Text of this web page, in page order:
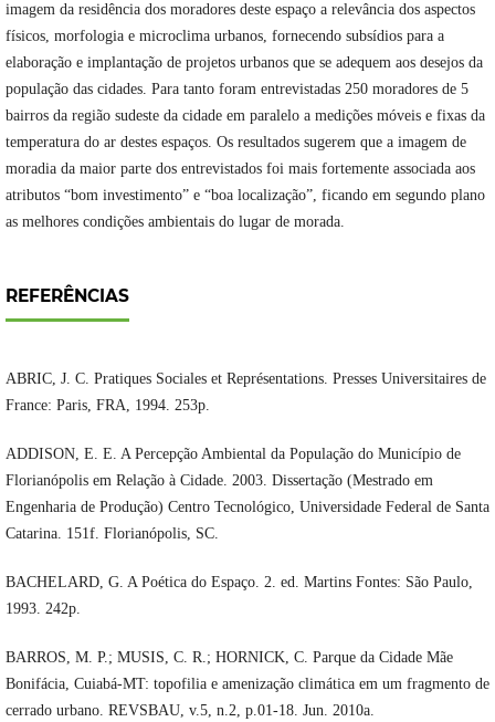
imagem da residência dos moradores deste espaço a relevância dos aspectos
físicos, morfologia e microclima urbanos, fornecendo subsídios para a
elaboração e implantação de projetos urbanos que se adequem aos desejos da
população das cidades. Para tanto foram entrevistadas 250 moradores de 5
bairros da região sudeste da cidade em paralelo a medições móveis e fixas da
temperatura do ar destes espaços. Os resultados sugerem que a imagem de
moradia da maior parte dos entrevistados foi mais fortemente associada aos
atributos “bom investimento” e “boa localização”, ficando em segundo plano
as melhores condições ambientais do lugar de morada.
REFERÊNCIAS
ABRIC, J. C. Pratiques Sociales et Représentations. Presses Universitaires de
France: Paris, FRA, 1994. 253p.
ADDISON, E. E. A Percepção Ambiental da População do Município de
Florianópolis em Relação à Cidade. 2003. Dissertação (Mestrado em
Engenharia de Produção) Centro Tecnológico, Universidade Federal de Santa
Catarina. 151f. Florianópolis, SC.
BACHELARD, G. A Poética do Espaço. 2. ed. Martins Fontes: São Paulo,
1993. 242p.
BARROS, M. P.; MUSIS, C. R.; HORNICK, C. Parque da Cidade Mãe
Bonifácia, Cuiabá-MT: topofilia e amenização climática em um fragmento de
cerrado urbano. REVSBAU, v.5, n.2, p.01-18. Jun. 2010a.